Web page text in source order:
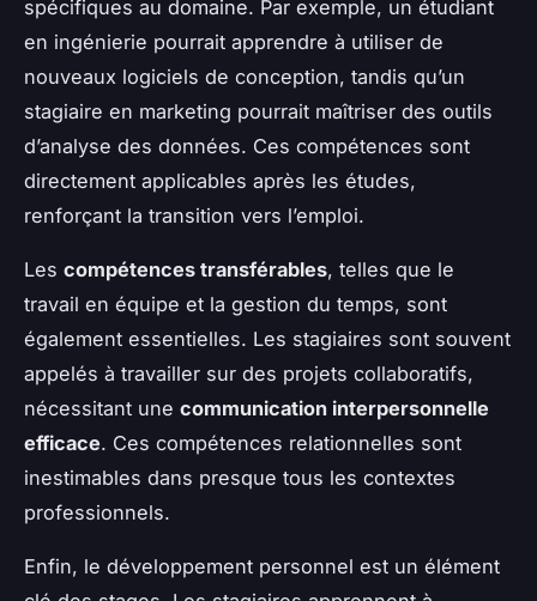
spécifiques au domaine. Par exemple, un étudiant
en ingénierie pourrait apprendre à utiliser de
nouveaux logiciels de conception, tandis qu’un
stagiaire en marketing pourrait maîtriser des outils
d’analyse des données. Ces compétences sont
directement applicables après les études,
renforçant la transition vers l’emploi.
Les compétences transférables, telles que le
travail en équipe et la gestion du temps, sont
également essentielles. Les stagiaires sont souvent
appelés à travailler sur des projets collaboratifs,
nécessitant une communication interpersonnelle
efficace. Ces compétences relationnelles sont
inestimables dans presque tous les contextes
professionnels.
Enfin, le développement personnel est un élément